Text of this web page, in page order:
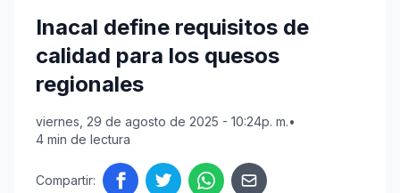
Inacal define requisitos de
calidad para los quesos
regionales
viernes, 29 de agosto de 2025 - 10:24p. m.•
4 min de lectura
Compartir: